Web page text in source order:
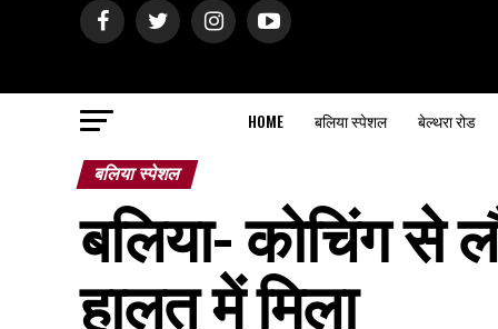
HOME बलिया स्पेशल बेल्थरा रोड
बलिया स्पेशल
बलिया- कोचिंग से
हालत में मिला